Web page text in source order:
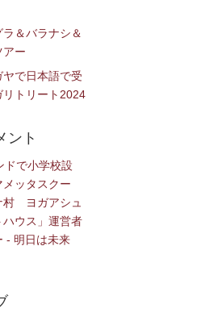
＆バラナシ＆
アー
で日本語で受
リトリート2024
ント
ドで小学校設
ッタスクー
村 ヨガアシュ
ウス」運営者
- 明日は未来